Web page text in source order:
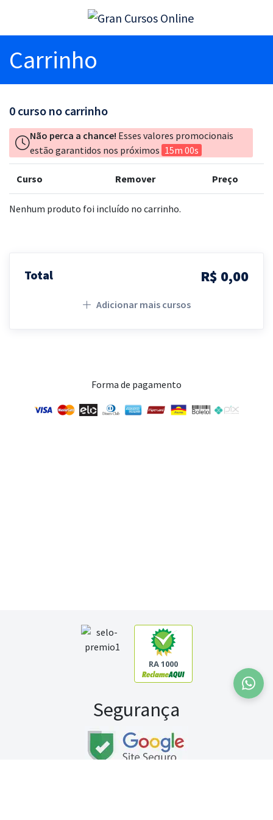
Carrinho
0 curso no carrinho
Não perca a chance! Esses valores promocionais
estão garantidos nos próximos 15m 00s
Curso Remover Preço
Nenhum produto foi incluído no carrinho.
Total R$ 0,00
Adicionar mais cursos
Forma de pagamento
RA 1000
Segurança